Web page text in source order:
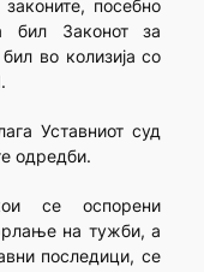
посебно
бил Законот за
во колизија со
Уставниот суд
одредби.
се оспорени
на тужби, а
последици, се